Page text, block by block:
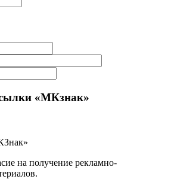
«МКзнак»
на получение рекламно-